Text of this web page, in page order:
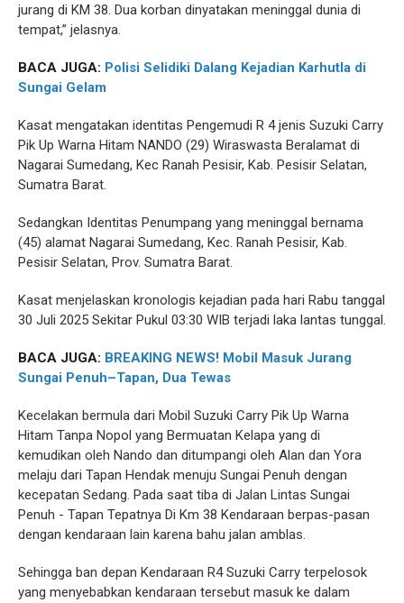
jurang di KM 38. Dua korban dinyatakan meninggal dunia di
tempat,” jelasnya.
BACA JUGA: Polisi Selidiki Dalang Kejadian Karhutla di
Sungai Gelam
Kasat mengatakan identitas Pengemudi R 4 jenis Suzuki Carry
Pik Up Warna Hitam NANDO (29) Wiraswasta Beralamat di
Nagarai Sumedang, Kec Ranah Pesisir, Kab. Pesisir Selatan,
Sumatra Barat.
Sedangkan Identitas Penumpang yang meninggal bernama
(45) alamat Nagarai Sumedang, Kec. Ranah Pesisir, Kab.
Pesisir Selatan, Prov. Sumatra Barat.
Kasat menjelaskan kronologis kejadian pada hari Rabu tanggal
30 Juli 2025 Sekitar Pukul 03:30 WIB terjadi laka lantas tunggal.
BACA JUGA: BREAKING NEWS! Mobil Masuk Jurang
Sungai Penuh–Tapan, Dua Tewas
Kecelakan bermula dari Mobil Suzuki Carry Pik Up Warna
Hitam Tanpa Nopol yang Bermuatan Kelapa yang di
kemudikan oleh Nando dan ditumpangi oleh Alan dan Yora
melaju dari Tapan Hendak menuju Sungai Penuh dengan
kecepatan Sedang. Pada saat tiba di Jalan Lintas Sungai
Penuh - Tapan Tepatnya Di Km 38 Kendaraan berpas-pasan
dengan kendaraan lain karena bahu jalan amblas.
Sehingga ban depan Kendaraan R4 Suzuki Carry terpelosok
yang menyebabkan kendaraan tersebut masuk ke dalam